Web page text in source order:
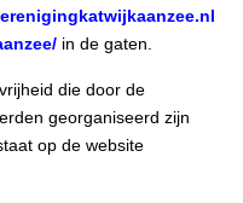
in de gaten.
die door de
georganiseerd zijn
op de website